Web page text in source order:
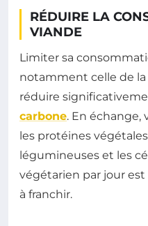
RÉDUIRE LA
VIANDE
Limiter sa
notamment celle de
réduire
carbone. En échange,
les protéines
légumineuses et les
végétarien par jour
à franchir.